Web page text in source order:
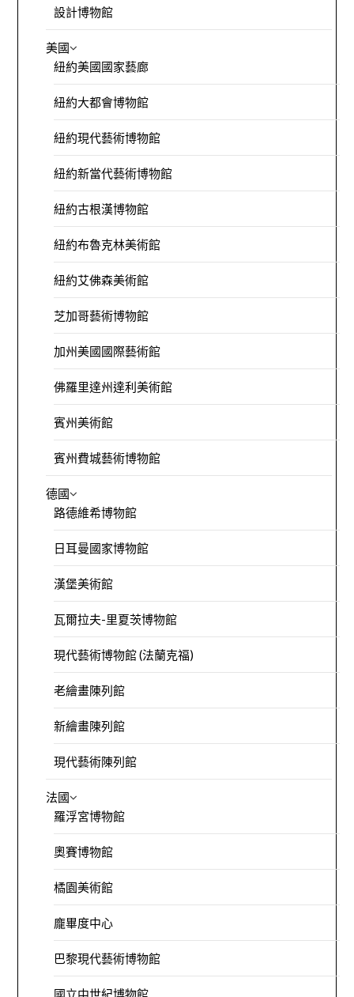
設計博物館
美國
紐約美國國家藝廊
紐約大都會博物館
紐約現代藝術博物館
紐約新當代藝術博物館
紐約古根漢博物館
紐約布魯克林美術館
紐約艾佛森美術館
芝加哥藝術博物館
加州美國國際藝術館
佛羅里達州達利美術館
賓州美術館
賓州費城藝術博物館
德國
路德維希博物館
日耳曼國家博物館
漢堡美術館
瓦爾拉夫-里夏茨博物館
現代藝術博物館 (法蘭克福)
老繪畫陳列館
新繪畫陳列館
現代藝術陳列館
法國
羅浮宮博物館
奧賽博物館
橘園美術館
龐畢度中心
巴黎現代藝術博物館